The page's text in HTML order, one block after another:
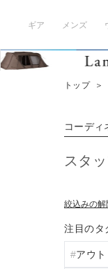
ギア メンズ
トップ ＞
コーディ
スタ
絞込みの解
注目のタ
アウト